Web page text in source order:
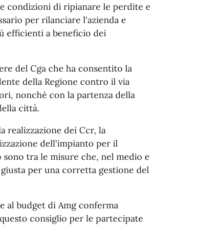
condizioni di ripianare le perdite e
per rilanciare l'azienda e
efficienti a beneficio dei
del Cga che ha consentito la
della Regione contro il via
nonché con la partenza della
città.
realizzazione dei Ccr, la
dell'impianto per il
tra le misure che, nel medio e
per una corretta gestione del
al budget di Amg conferma
consiglio per le partecipate